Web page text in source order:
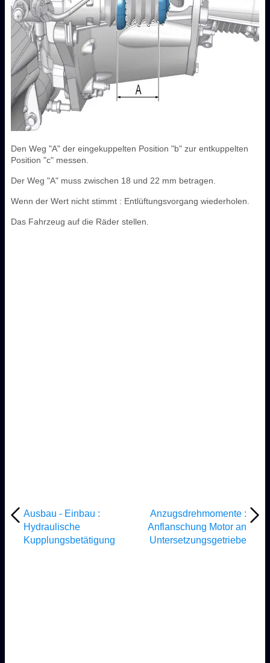
Den Weg "A" der eingekuppelten Position "b" zur entkuppelten
Position "c" messen.
Der Weg "A" muss zwischen 18 und 22 mm betragen.
Wenn der Wert nicht stimmt : Entlüftungsvorgang wiederholen.
Das Fahrzeug auf die Räder stellen.
Ausbau - Einbau :
Hydraulische
Kupplungsbetätigung
Anzugsdrehmomente :
Anflanschung Motor an
Untersetzungsgetriebe